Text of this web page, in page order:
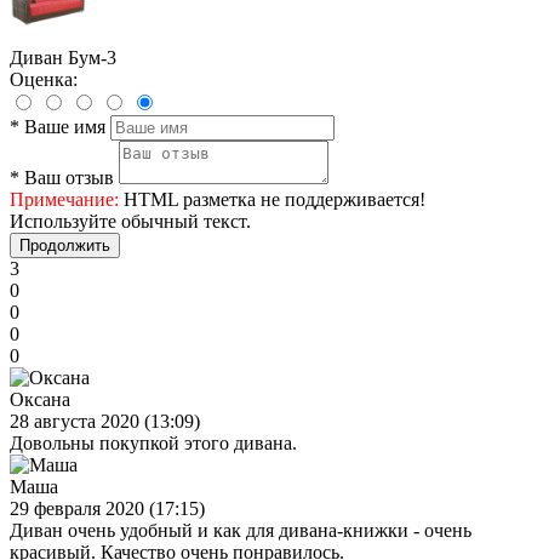
Диван Бум-3
Оценка:
* Ваше имя
* Ваш отзыв
Примечание: HTML разметка не поддерживается!
Используйте обычный текст.
Продолжить
3
0
0
0
0
Оксана
28 августа 2020 (13:09)
Довольны покупкой этого дивана.
Маша
29 февраля 2020 (17:15)
Диван очень удобный и как для дивана-книжки - очень
красивый. Качество очень понравилось.